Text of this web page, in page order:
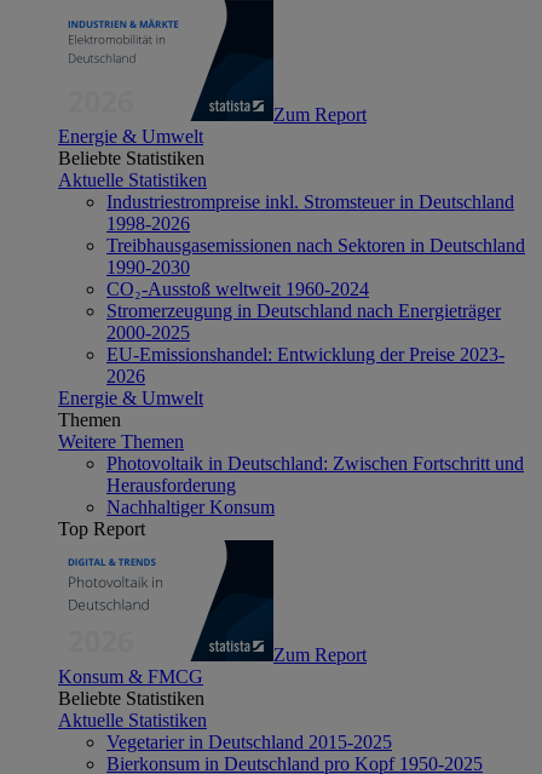
Zum Report
Energie & Umwelt
Beliebte Statistiken
Aktuelle Statistiken
Industriestrompreise inkl. Stromsteuer in Deutschland
1998-2026
Treibhausgasemissionen nach Sektoren in Deutschland
1990-2030
CO₂-Ausstoß weltweit 1960-2024
Stromerzeugung in Deutschland nach Energieträger
2000-2025
EU-Emissionshandel: Entwicklung der Preise 2023-
2026
Energie & Umwelt
Themen
Weitere Themen
Photovoltaik in Deutschland: Zwischen Fortschritt und
Herausforderung
Nachhaltiger Konsum
Top Report
Zum Report
Konsum & FMCG
Beliebte Statistiken
Aktuelle Statistiken
Vegetarier in Deutschland 2015-2025
Bierkonsum in Deutschland pro Kopf 1950-2025